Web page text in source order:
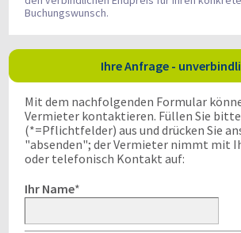
Buchungswunsch.
Ihre Anfrage -
Mit dem nachfolgenden Formular
Vermieter kontaktieren. Füllen Sie
(*=Pflichtfelder) aus und drücken Sie
"absenden"; der Vermieter nimmt mit
oder telefonisch Kontakt auf:
Ihr Name*